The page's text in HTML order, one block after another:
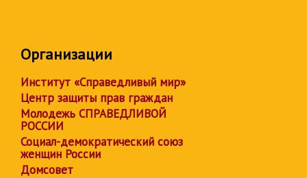
Организации
Институт «Справедливый мир»
Центр защиты прав граждан
Молодежь СПРАВЕДЛИВОЙ
РОССИИ
Социал-демократический союз
женщин России
Домсовет